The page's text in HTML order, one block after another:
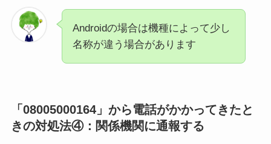
Androidの場合は機種によって少し
名称が違う場合があります
「08005000164」から電話がかかってきたと
きの対処法④：関係機関に通報する